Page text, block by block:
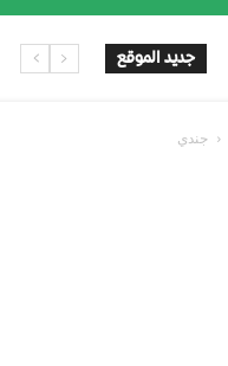
جديد الموقع
جندي